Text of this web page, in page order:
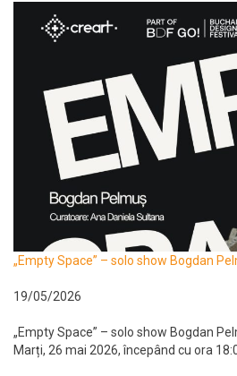
„Empty Space” – solo show Bogdan
19/05/2026
„Empty Space” – solo show Bogdan
Marți, 26 mai 2026, începând cu ora